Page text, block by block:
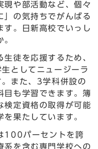
現や部活動など、個々
」の気持ちでがんばる
す。日新高校でいっし
徒を応援するため、
としてニュージーラ
また、3学科併設の
目も学習できます。簿
検定資格の取得が可能
果たしています。
100パーセントを誇
系を含む専門学校への